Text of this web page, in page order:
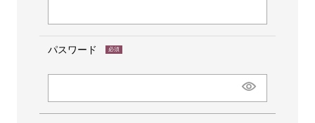
パスワード